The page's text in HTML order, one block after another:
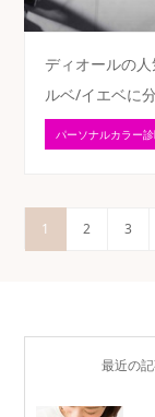
ディオールの
ルベ/イエベに
パーソナルカラー
1 2 3
最近の